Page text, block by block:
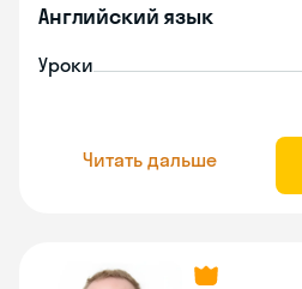
Английский язык
Уроки
Читать дальше